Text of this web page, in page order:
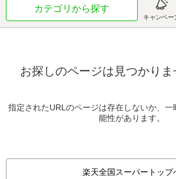
カテゴリから探す
キャンペー
お探しのページは見つかりま
指定されたURLのページは存在しないか、
能性があります。
楽天全国スーパートップ